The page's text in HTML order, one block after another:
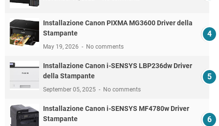
Installazione Canon PIXMA MG3600 Driver della
Stampante
May 19, 2026 No comments
Installazione Canon i-SENSYS LBP236dw Driver
della Stampante
September 05, 2025 No comments
Installazione Canon i-SENSYS MF4780w Driver
Stampante